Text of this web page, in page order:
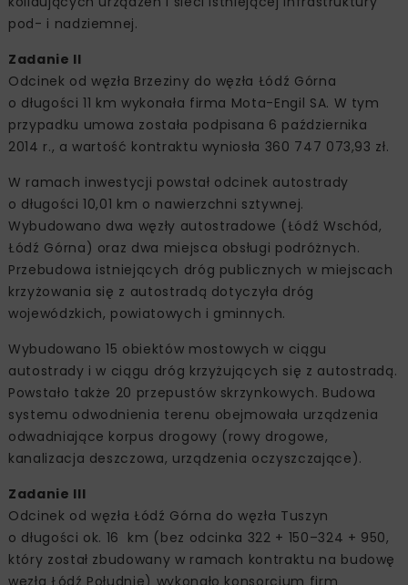
pod- i nadziemnej.
Zadanie II
Odcinek od węzła Brzeziny do węzła Łódź Górna
o długości 11 km wykonała firma Mota-Engil SA. W tym
przypadku umowa została podpisana 6 października
2014 r., a wartość kontraktu wyniosła 360 747 073,93 zł.
W ramach inwestycji powstał odcinek autostrady
o długości 10,01 km o nawierzchni sztywnej.
Wybudowano dwa węzły autostradowe (Łódź Wschód,
Łódź Górna) oraz dwa miejsca obsługi podróżnych.
Przebudowa istniejących dróg publicznych w miejscach
krzyżowania się z autostradą dotyczyła dróg
wojewódzkich, powiatowych i gminnych.
Wybudowano 15 obiektów mostowych w ciągu
autostrady i w ciągu dróg krzyżujących się z autostradą.
Powstało także 20 przepustów skrzynkowych. Budowa
systemu odwodnienia terenu obejmowała urządzenia
odwadniające korpus drogowy (rowy drogowe,
kanalizacja deszczowa, urządzenia oczyszczające).
Zadanie III
Odcinek od węzła Łódź Górna do węzła Tuszyn
o długości ok. 16 km (bez odcinka 322 + 150–324 + 950,
który został zbudowany w ramach kontraktu na budowę
węzła Łódź Południe) wykonało konsorcjum firm